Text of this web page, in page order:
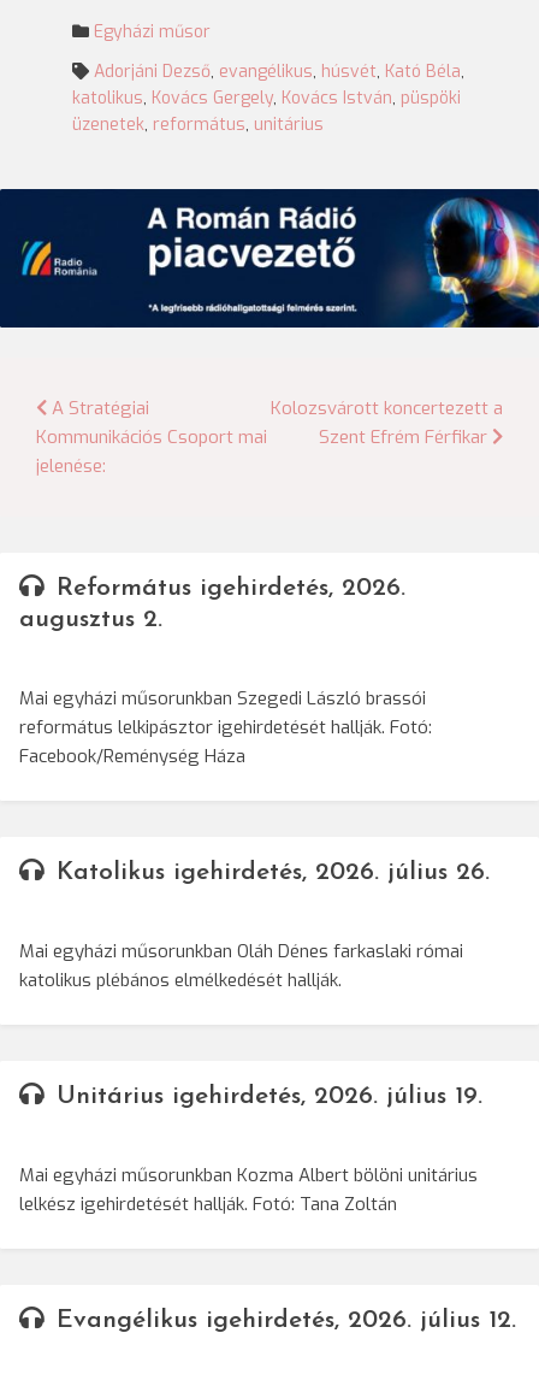
Egyházi műsor
Adorjáni Dezső, evangélikus, húsvét, Kató Béla,
katolikus, Kovács Gergely, Kovács István, püspöki
üzenetek, református, unitárius
Bejegyzés
navigáció
A Stratégiai
Kommunikációs Csoport mai
jelenése:
Kolozsvárott koncertezett a
Szent Efrém Férfikar
Református igehirdetés, 2026.
augusztus 2.
Mai egyházi műsorunkban Szegedi László brassói
református lelkipásztor igehirdetését hallják. Fotó:
Facebook/Reménység Háza
Katolikus igehirdetés, 2026. július 26.
Mai egyházi műsorunkban Oláh Dénes farkaslaki római
katolikus plébános elmélkedését hallják.
Unitárius igehirdetés, 2026. július 19.
Mai egyházi műsorunkban Kozma Albert bölöni unitárius
lelkész igehirdetését hallják. Fotó: Tana Zoltán
Evangélikus igehirdetés, 2026. július 12.